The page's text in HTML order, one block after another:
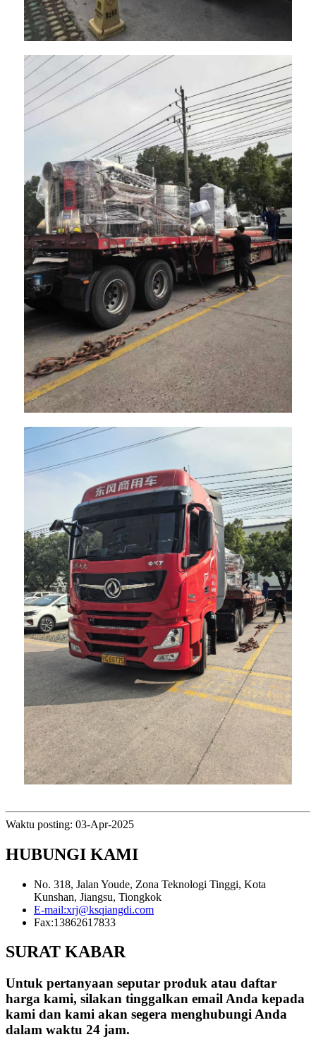
Waktu posting: 03-Apr-2025
HUBUNGI KAMI
No. 318, Jalan Youde, Zona Teknologi Tinggi, Kota
Kunshan, Jiangsu, Tiongkok
E-mail:xrj@ksqiangdi.com
Fax:13862617833
SURAT KABAR
Untuk pertanyaan seputar produk atau daftar
harga kami, silakan tinggalkan email Anda kepada
kami dan kami akan segera menghubungi Anda
dalam waktu 24 jam.